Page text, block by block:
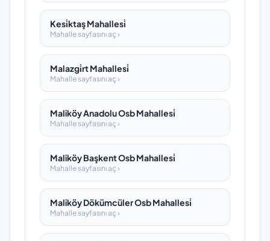
Kesi̇ktaş Mahallesi̇
Mahalle sayfasını aç ›
Malazgi̇rt Mahallesi̇
Mahalle sayfasını aç ›
Maliköy Anadolu Osb Mahallesi̇
Mahalle sayfasını aç ›
Maliköy Başkent Osb Mahallesi̇
Mahalle sayfasını aç ›
Maliköy Dökümcüler Osb Mahallesi̇
Mahalle sayfasını aç ›